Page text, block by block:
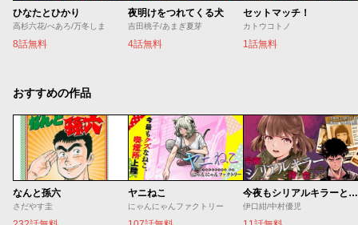
ひなたとひかり
高杉六花/べあろ/万冬しま
8話無料
夜明けをつれてくる犬
吉田桃子/あまぎ夏芽
4話無料
セットマッチ！
カトウコトノ
1話無料
おすすめの作品
なんと孫六
さだやす圭
ヤニねこ
にゃんにゃんファクトリー
今夜もシリアルキラーと待ち合わせ
伊口紺/中村優児